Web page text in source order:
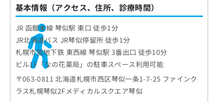
基本情報（アクセス、住所、診療時間）
JR 函館本線 琴似駅 東口 徒歩1分
JR北海道バス JR琴似停留所 徒歩1分
札幌市営地下鉄 東西線 琴似駅 3番出口 徒歩10分
ビル1F「なの花薬局」の駐車スペース利用可能
〒063-0811 北海道札幌市西区琴似一条1-7-25 ファインク
ラス札幌琴似2Fメディカルスクエア琴似